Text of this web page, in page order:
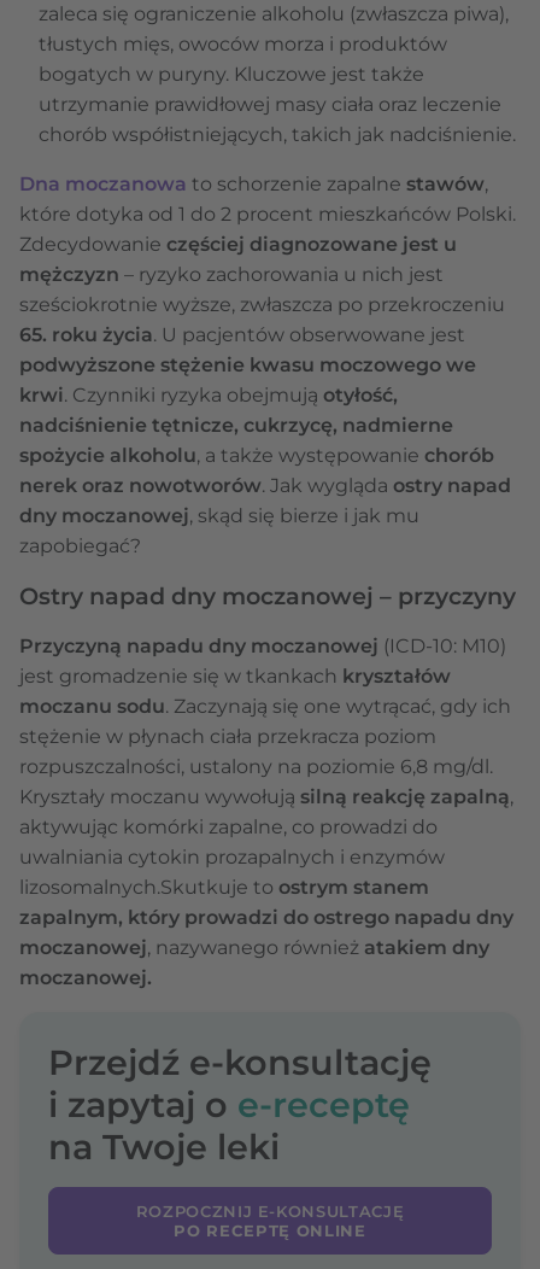
zaleca się ograniczenie alkoholu (zwłaszcza piwa),
tłustych mięs, owoców morza i produktów
bogatych w puryny. Kluczowe jest także
utrzymanie prawidłowej masy ciała oraz leczenie
chorób współistniejących, takich jak nadciśnienie.
Dna moczanowa to schorzenie zapalne stawów,
które dotyka od 1 do 2 procent mieszkańców Polski.
Zdecydowanie częściej diagnozowane jest u
mężczyzn – ryzyko zachorowania u nich jest
sześciokrotnie wyższe, zwłaszcza po przekroczeniu
65. roku życia. U pacjentów obserwowane jest
podwyższone stężenie kwasu moczowego we
krwi. Czynniki ryzyka obejmują otyłość,
nadciśnienie tętnicze, cukrzycę, nadmierne
spożycie alkoholu, a także występowanie chorób
nerek oraz nowotworów. Jak wygląda ostry napad
dny moczanowej, skąd się bierze i jak mu
zapobiegać?
Ostry napad dny moczanowej – przyczyny
Przyczyną napadu dny moczanowej (ICD-10: M10)
jest gromadzenie się w tkankach kryształów
moczanu sodu. Zaczynają się one wytrącać, gdy ich
stężenie w płynach ciała przekracza poziom
rozpuszczalności, ustalony na poziomie 6,8 mg/dl.
Kryształy moczanu wywołują silną reakcję zapalną,
aktywując komórki zapalne, co prowadzi do
uwalniania cytokin prozapalnych i enzymów
lizosomalnych.Skutkuje to ostrym stanem
zapalnym, który prowadzi do ostrego napadu dny
moczanowej, nazywanego również atakiem dny
moczanowej.
Przejdź e-konsultację
i zapytaj o e-receptę
na Twoje leki
ROZPOCZNIJ E-KONSULTACJĘ
PO RECEPTĘ ONLINE